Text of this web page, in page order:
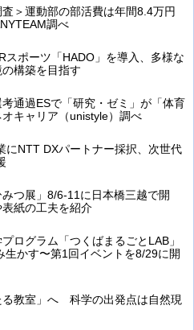
＞運動部の部活費は年間8.4万円
調べ
スポーツ「HADO」を導入、多様な
構築を目指す
通過ESで「研究・ゼミ」が「体育
キャリア（unistyle）調べ
にNTT DXパートナー採択、次世代
つ展」8/6-11に日本橋三越で開
紙の工夫を紹介
ログラム「つくばまるごとLAB」
生かす〜第1回イベントを8/29に開
る教室」へ 科学の出発点は自然現